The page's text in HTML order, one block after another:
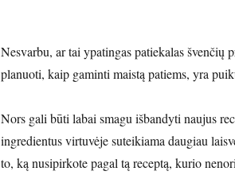
Nesvarbu, ar tai ypatingas patiekalas švenčių
planuoti, kaip gaminti maistą patiems, yra
Nors gali būti labai smagu išbandyti naujus
ingredientus virtuvėje suteikiama daugiau
to, ką nusipirkote pagal tą receptą, kurio